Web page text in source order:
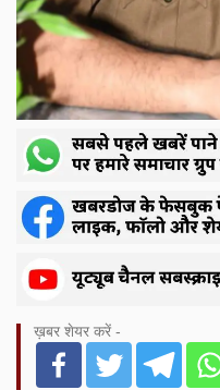
ख़बर शेयर करें -